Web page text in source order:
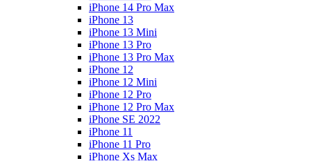
iPhone 14 Pro Max
iPhone 13
iPhone 13 Mini
iPhone 13 Pro
iPhone 13 Pro Max
iPhone 12
iPhone 12 Mini
iPhone 12 Pro
iPhone 12 Pro Max
iPhone SE 2022
iPhone 11
iPhone 11 Pro
iPhone Xs Max